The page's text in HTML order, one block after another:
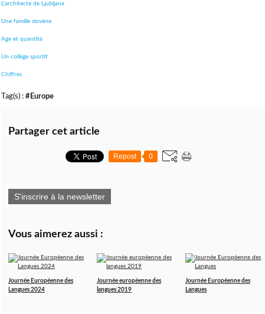
L'architecte de Ljubljana
Une famille slovène
Age et quantité
Un collège sportif
Chiffres
Tag(s) : #Europe
Partager cet article
Repost 0
S'inscrire à la newsletter
Vous aimerez aussi :
Journée Européenne des
Langues 2024
Journée européenne des
langues 2019
Journée Européenne des
Langues